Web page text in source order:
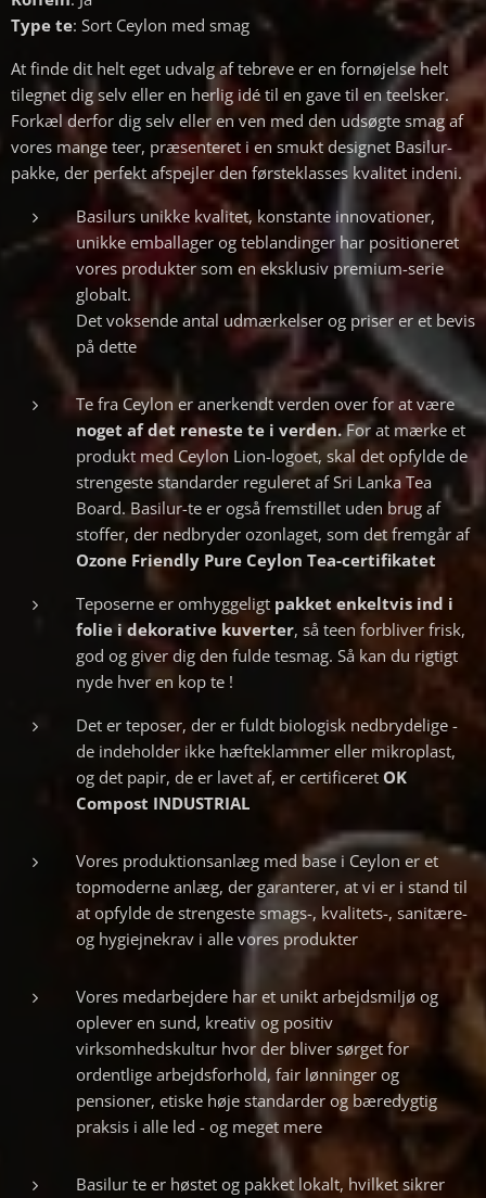
Type te: Sort Ceylon med smag
At finde dit helt eget udvalg af tebreve er en fornøjelse helt
tilegnet dig selv eller en herlig idé til en gave til en teelsker.
Forkæl derfor dig selv eller en ven med den udsøgte smag af
vores mange teer, præsenteret i en smukt designet Basilur-
pakke, der perfekt afspejler den førsteklasses kvalitet indeni.
Basilurs unikke kvalitet, konstante innovationer,
unikke emballager og teblandinger har positioneret
vores produkter som en eksklusiv premium-serie
globalt.
Det voksende antal udmærkelser og priser er et bevis
på dette
Te fra Ceylon er anerkendt verden over for at være
noget af det reneste te i verden.For at mærke et
produkt med Ceylon Lion-logoet, skal det opfylde de
strengeste standarder reguleret af Sri Lanka Tea
Board. Basilur-te er også fremstillet uden brug af
stoffer, der nedbryder ozonlaget, som det fremgår af
Ozone Friendly Pure Ceylon Tea-certifikatet
Teposerne er omhyggeligt pakket enkeltvis ind i
folie i dekorative kuverter, så teen forbliver frisk,
god og giver dig den fulde tesmag. Så kan du rigtigt
nyde hver en kop te !
Det er teposer, der er fuldt biologisk nedbrydelige -
de indeholder ikke hæfteklammer eller mikroplast,
og det papir, de er lavet af, er certificeret OK
Compost INDUSTRIAL
Vores produktionsanlæg med base i Ceylon er et
topmoderne anlæg, der garanterer, at vi er i stand til
at opfylde de strengeste smags-, kvalitets-, sanitære-
og hygiejnekrav i alle vores produkter
Vores medarbejdere har et unikt arbejdsmiljø og
oplever en sund, kreativ og positiv
virksomhedskultur hvor der bliver sørget for
ordentlige arbejdsforhold, fair lønninger og
pensioner, etiske høje standarder og bæredygtig
praksis i alle led - og meget mere
Basilur te er høstet og pakket lokalt, hvilket sikrer